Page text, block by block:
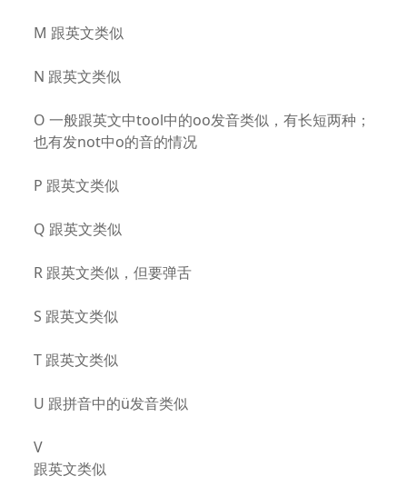
M 跟英文类似
N 跟英文类似
O 一般跟英文中tool中的oo发音类似，有长短两种；
也有发not中o的音的情况
P 跟英文类似
Q 跟英文类似
R 跟英文类似，但要弹舌
S 跟英文类似
T 跟英文类似
U 跟拼音中的ü发音类似
V
跟英文类似